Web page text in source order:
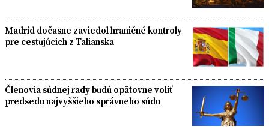
Madrid dočasne zaviedol hraničné kontroly
pre cestujúcich z Talianska
Členovia súdnej rady budú opätovne voliť
predsedu najvyššieho správneho súdu